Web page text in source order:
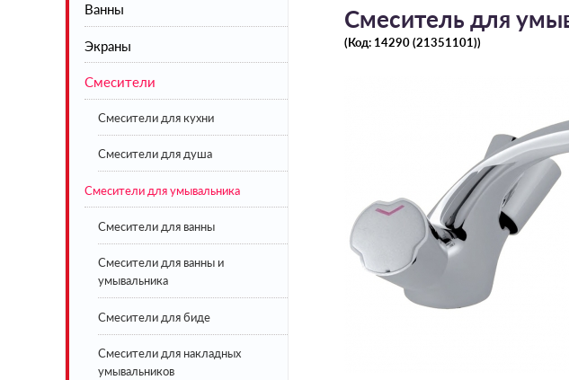
Смеситель для
(Код: 14290 (21351101))
Ванны
Акриловые
Стальные
Чугунные
Искусственный камень
BLB
Lavinia Boho
Экраны
Экраны под ванну белые
Экраны под ванну цветные
Смесители
Смесители для кухни
Смесители для душа
Смесители для умывальника
Смесители для ванны
Смесители для ванны и
умывальника
Смесители для биде
Смесители для накладных
умывальников